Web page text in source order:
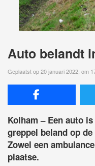
Auto belandt
Geplaatst op 20 januari 2022, om
Kolham – Een auto
greppel beland op
Zowel een
plaatse.